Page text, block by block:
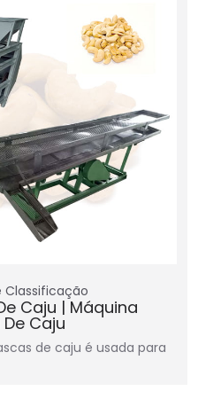
Classificação
Caju | Máquina
Caju
de caju é usada para